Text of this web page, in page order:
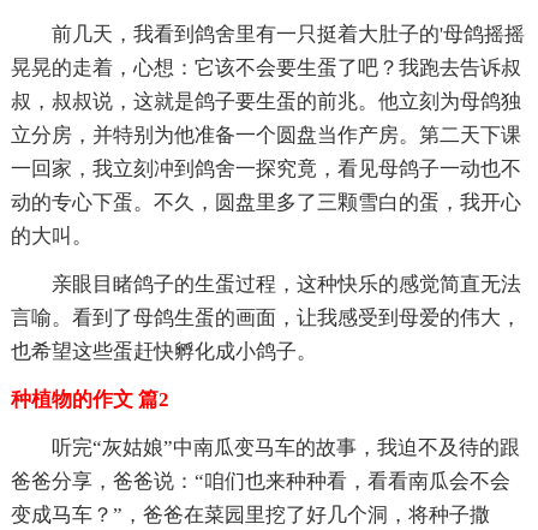
前几天，我看到鸽舍里有一只挺着大肚子的'母鸽摇摇
晃晃的走着，心想：它该不会要生蛋了吧？我跑去告诉叔
叔，叔叔说，这就是鸽子要生蛋的前兆。他立刻为母鸽独
立分房，并特别为他准备一个圆盘当作产房。第二天下课
一回家，我立刻冲到鸽舍一探究竟，看见母鸽子一动也不
动的专心下蛋。不久，圆盘里多了三颗雪白的蛋，我开心
的大叫。
亲眼目睹鸽子的生蛋过程，这种快乐的感觉简直无法
言喻。看到了母鸽生蛋的画面，让我感受到母爱的伟大，
也希望这些蛋赶快孵化成小鸽子。
种植物的作文 篇2
听完“灰姑娘”中南瓜变马车的故事，我迫不及待的跟
爸爸分享，爸爸说：“咱们也来种种看，看看南瓜会不会
变成马车？”，爸爸在菜园里挖了好几个洞，将种子撒